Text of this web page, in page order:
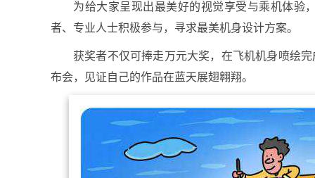
为给大家呈现出最美好的视觉享受与乘机体验
者、专业人士积极参与，寻求最美机身设计方案。
获奖者不仅可捧走万元大奖，在飞机机身喷绘
布会，见证自己的作品在蓝天展翅翱翔。